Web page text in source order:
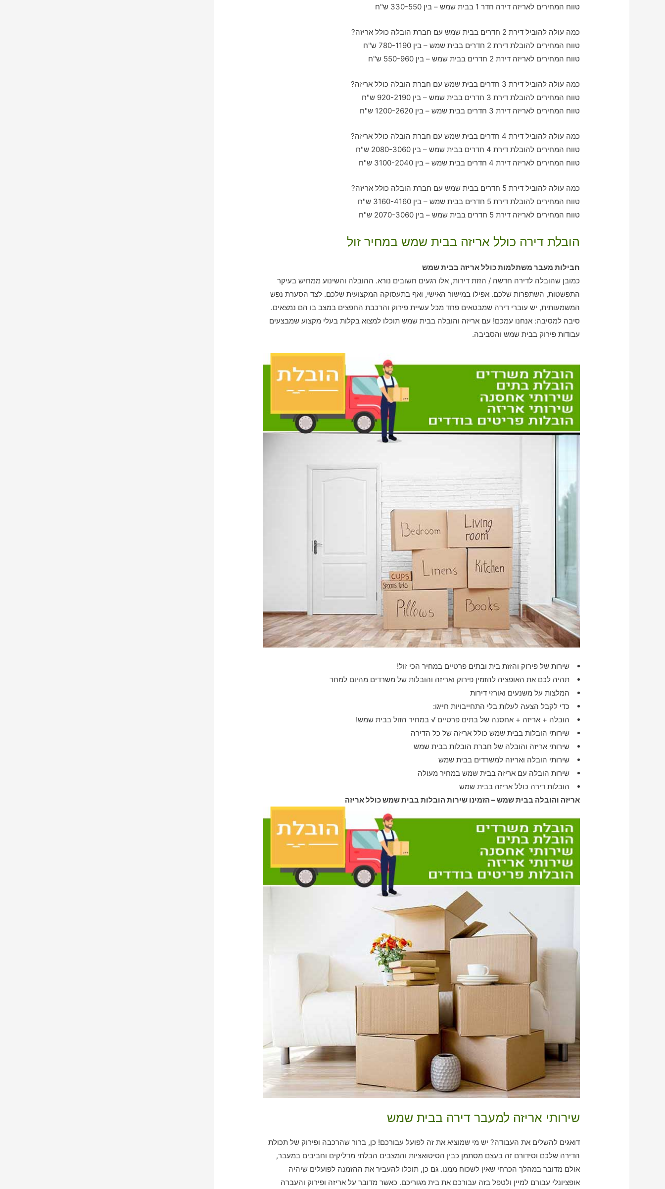
טווח המחירים לאריזה דירה חדר 1 בבית שמש – בין 330-550 ש"ח
כמה עולה להוביל דירת 2 חדרים בבית שמש עם חברת הובלה כולל אריזה?
טווח המחירים להובלת דירת 2 חדרים בבית שמש – בין 780-1190 ש"ח
טווח המחירים לאריזה דירת 2 חדרים בבית שמש – בין 550-960 ש"ח
כמה עולה להוביל דירת 3 חדרים בבית שמש עם חברת הובלה כולל אריזה?
טווח המחירים להובלת דירת 3 חדרים בבית שמש – בין 920-2190 ש"ח
טווח המחירים לאריזה דירת 3 חדרים בבית שמש – בין 1200-2620 ש"ח
כמה עולה להוביל דירת 4 חדרים בבית שמש עם חברת הובלה כולל אריזה?
טווח המחירים להובלת דירת 4 חדרים בבית שמש – בין 2080-3060 ש"ח
טווח המחירים לאריזה דירת 4 חדרים בבית שמש – בין 3100-2040 ש"ח
כמה עולה להוביל דירת 5 חדרים בבית שמש עם חברת הובלה כולל אריזה?
טווח המחירים להובלת דירת 5 חדרים בבית שמש – בין 3160-4160 ש"ח
טווח המחירים לאריזה דירת 5 חדרים בבית שמש – בין 2070-3060 ש"ח
הובלת דירה כולל אריזה בבית שמש במחיר זול
חבילות מעבר משתלמות כולל אריזה בבית שמש
כמובן שהובלה לדירה חדשה / הזזת דירות, אלו רגעים חשובים נורא. ההובלה והשינוע ממחיש בעיקר
התפשטות, השתפרות שלכם. אפילו במישור האישי, ואף בתעסוקה המקצועית שלכם. לצד הסערת נפש
המשמעותית, יש עוברי דירה שמבטאים פחד מכל עשיית פירוק והרכבת החפצים במצב בו הם נמצאים.
סיבה למסיבה: אנחנו עמכם! עם אריזה והובלה בבית שמש תוכלו למצוא בקלות בעלי מקצוע שמבצעים
עבודות פירוק בבית שמש והסביבה.
שירות של פירוק והזזת בית ובתים פרטיים במחיר הכי זול!
תהיה לכם את האופציה להזמין פירוק ואריזה והובלות של משרדים מהיום למחר
המלצות על משנעים ואורזי דירות
כדי לקבל הצעה לעלות בלי התחייבויות חייגו:
הובלה + אריזה + אחסנה של בתים פרטיים √ במחיר הזול בבית שמש!
שירותי הובלות בבית שמש כולל אריזה של כל הדירה
שירותי אריזה והובלה של חברת הובלות בבית שמש
שירותי הובלה ואריזה למשרדים בבית שמש
שירות הובלה עם אריזה בבית שמש במחיר מעולה
הובלות דירה כולל אריזה בבית שמש
אריזה והובלה בבית שמש – הזמינו שירות הובלות בבית שמש כולל אריזה
שירותי אריזה למעבר דירה בבית שמש
דואגים להשלים את העבודה? יש מי שמוציא את זה לפועל עבורכם! כן, ברור שהרכבה ופירוק של תכולת
הדירה שלכם וסידורם זה בעצם מסתמן כבין הסיטואציות והמצבים הבלתי מדליקים וחביבים במעבר,
אולם מדובר במהלך הכרחי שאין לשכוח ממנו. גם כן, תוכלו להעביר את ההזמנה לפועלים שיהיה
אופציונלי עבורם למיין ולטפל בזה עבורכם את בית מגוריכם. כאשר מדובר על אריזה ופירוק והעברה